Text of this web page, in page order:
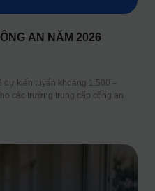
AN NĂM 2026
dự kiến tuyển khoảng 1.500 –
các trường trung cấp công an